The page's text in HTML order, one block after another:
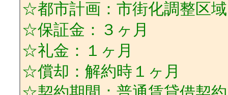
☆都市計画：市街化調整区域
☆保証金：３ヶ月
☆礼金：１ヶ月
☆償却：解約時１ヶ月